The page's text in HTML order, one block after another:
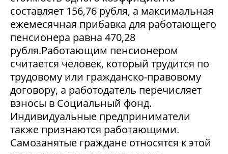
составляет 156,76 рубля, а максимальная
ежемесячная прибавка для работающего
пенсионера равна 470,28
рубля.Работающим пенсионером
считается человек, который трудится по
трудовому или гражданско-правовому
договору, а работодатель перечисляет
взносы в Социальный фонд.
Индивидуальные предприниматели
также признаются работающими.
Самозанятые граждане относятся к этой